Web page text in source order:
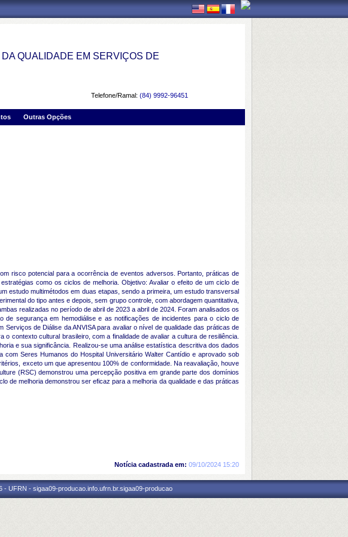
QUALIDADE EM SERVIÇOS DE
Telefone/Ramal: (84) 9992-96451
Outras Opções
risco potencial para a ocorrência de eventos adversos. Portanto, práticas de
como os ciclos de melhoria. Objetivo: Avaliar o efeito de um ciclo de
estudo multimétodos em duas etapas, sendo a primeira, um estudo transversal
do tipo antes e depois, sem grupo controle, com abordagem quantitativa,
realizadas no período de abril de 2023 a abril de 2024. Foram analisados os
de segurança em hemodiálise e as notificações de incidentes para o ciclo de
de Diálise da ANVISA para avaliar o nível de qualidade das práticas de
contexto cultural brasileiro, com a finalidade de avaliar a cultura de resiliência.
e sua significância. Realizou-se uma análise estatística descritiva dos dados
Seres Humanos do Hospital Universitário Walter Cantídio e aprovado sob
exceto um que apresentou 100% de conformidade. Na reavaliação, houve
(RSC) demonstrou uma percepção positiva em grande parte dos domínios
de melhoria demonstrou ser eficaz para a melhoria da qualidade e das práticas
Notícia cadastrada em: 09/10/2024 15:20
UFRN - sigaa09-producao.info.ufrn.br.sigaa09-producao